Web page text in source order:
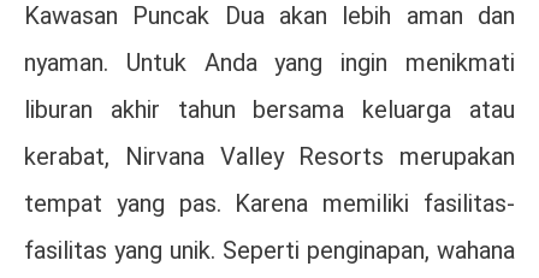
Kawasan Puncak Dua akan lebih aman dan
nyaman. Untuk Anda yang ingin menikmati
liburan akhir tahun bersama keluarga atau
kerabat, Nirvana Valley Resorts merupakan
tempat yang pas. Karena memiliki fasilitas-
fasilitas yang unik. Seperti penginapan, wahana